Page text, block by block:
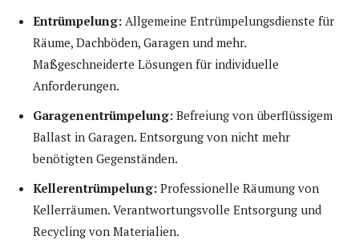
Entrümpelung: Allgemeine Entrümpelungsdienste für
Räume, Dachböden, Garagen und mehr.
Maßgeschneiderte Lösungen für individuelle
Anforderungen.
Garagenentrümpelung: Befreiung von überflüssigem
Ballast in Garagen. Entsorgung von nicht mehr
benötigten Gegenständen.
Kellerentrümpelung: Professionelle Räumung von
Kellerräumen. Verantwortungsvolle Entsorgung und
Recycling von Materialien.